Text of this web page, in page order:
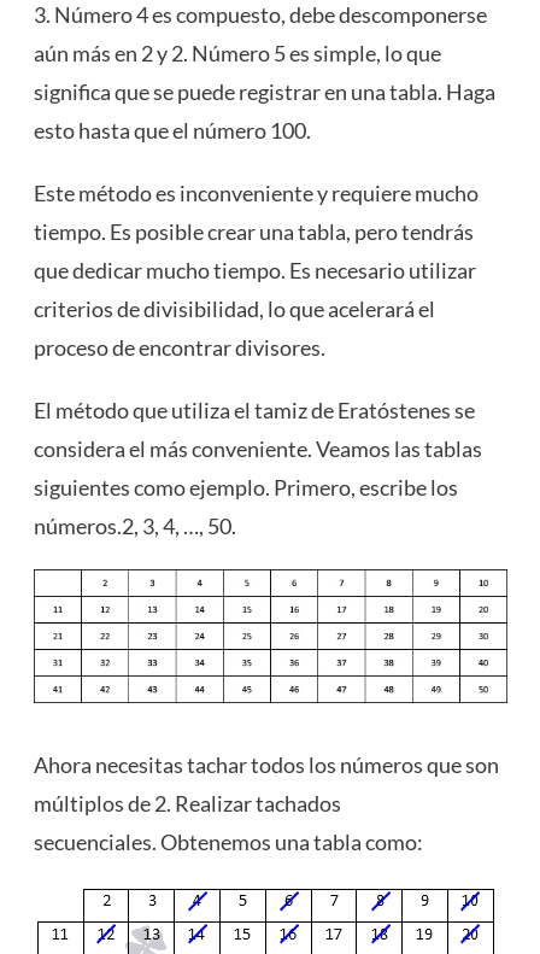
3. Número 4 es compuesto, debe descomponerse
aún más en 2 y 2. Número 5 es simple, lo que
significa que se puede registrar en una tabla. Haga
esto hasta que el número 100.
Este método es inconveniente y requiere mucho
tiempo. Es posible crear una tabla, pero tendrás
que dedicar mucho tiempo. Es necesario utilizar
criterios de divisibilidad, lo que acelerará el
proceso de encontrar divisores.
El método que utiliza el tamiz de Eratóstenes se
considera el más conveniente. Veamos las tablas
siguientes como ejemplo. Primero, escribe los
números.2, 3, 4, …, 50.
Ahora necesitas tachar todos los números que son
múltiplos de 2. Realizar tachados
secuenciales. Obtenemos una tabla como: